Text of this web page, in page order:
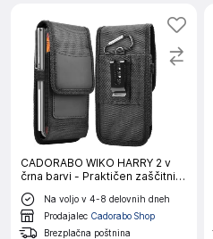
CADORABO WIKO HARRY 2 v
črna barvi - Praktičen zaščitni
ovitek s karabinom Ovitek
ovitka z držalom za pisalo
Na voljo v 4-8 delovnih dneh
Prodajalec Cadorabo Shop
Brezplačna poštnina